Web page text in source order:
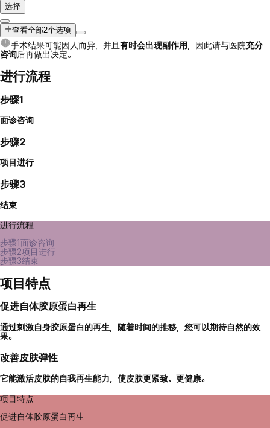
选择
查看全部2个选项
手术结果可能因人而异，并且 有时会出现副作用 ，因此请与医院充分
咨询后再做出决定。
进行流程
步骤1
面诊咨询
步骤2
项目进行
步骤3
结束
进行流程
步骤1面诊咨询
步骤2项目进行
步骤3结束
项目特点
促进自体胶原蛋白再生
通过刺激自身胶原蛋白的再生，随着时间的推移，您可以期待自然的效
果。
改善皮肤弹性
它能激活皮肤的自我再生能力，使皮肤更紧致、更健康。
项目特点
促进自体胶原蛋白再生